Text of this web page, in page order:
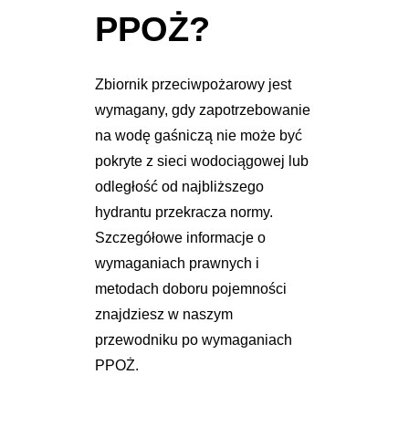
PPOŻ?
Zbiornik przeciwpożarowy jest
wymagany, gdy zapotrzebowanie
na wodę gaśniczą nie może być
pokryte z sieci wodociągowej lub
odległość od najbliższego
hydrantu przekracza normy.
Szczegółowe informacje o
wymaganiach prawnych i
metodach doboru pojemności
znajdziesz w naszym
przewodniku po wymaganiach
PPOŻ.